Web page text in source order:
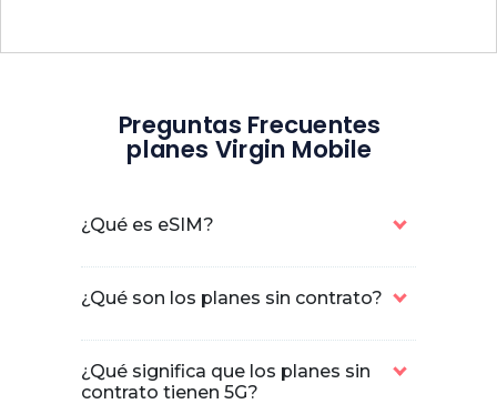
Preguntas Frecuentes
planes Virgin Mobile
¿Qué es eSIM?
¿Qué son los planes sin contrato?
¿Qué significa que los planes sin
contrato tienen 5G?